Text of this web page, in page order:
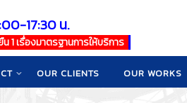
17:30 น.
เรื่องมาตรฐานการให้บริการ
OUR CLIENTS OUR WORKS